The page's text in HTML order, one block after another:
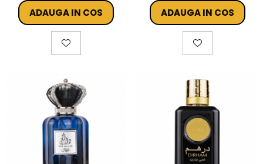
ADAUGA IN COS ADAUGA IN COS